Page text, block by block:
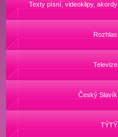
Texty písní, videoklipy, akordy
Rozhlas
Televize
Český Slavík
TÝTÝ